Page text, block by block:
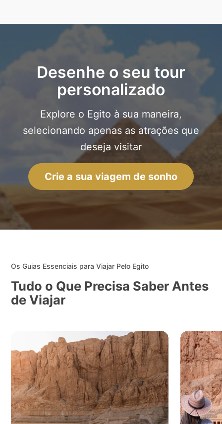
Desenhe o seu tour
personalizado
Explore o Egito à sua maneira,
selecionando apenas as atrações que
deseja visitar
Crie a sua viagem de sonho
Os Guias Essenciais para Viajar Pelo Egito
Tudo o Que Precisa Saber Antes
de Viajar